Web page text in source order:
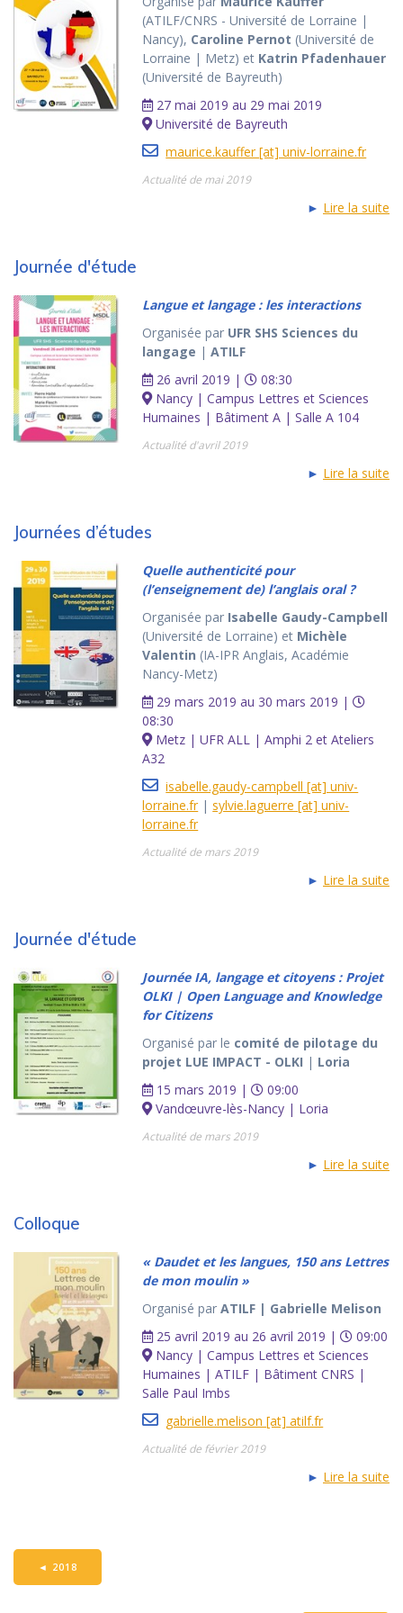
(ATILF/CNRS - Université de Lorraine |
Nancy), Caroline Pernot (Université de
Lorraine | Metz) et Katrin Pfadenhauer
(Université de Bayreuth)
27 mai 2019 au 29 mai 2019
Université de Bayreuth
maurice.kauffer [at] univ-lorraine.fr
Actualité de mai 2019
► Lire la suite
Journée d'étude
Langue et langage : les interactions
Organisée par UFR SHS Sciences du
langage |ATILF
26 avril 2019 |
08:30
Nancy | Campus Lettres et Sciences
Humaines | Bâtiment A | Salle A 104
Actualité d'avril 2019
► Lire la suite
Journées d’études
Quelle authenticité pour
(l’enseignement de) l’anglais oral ?
Organisée par Isabelle Gaudy-Campbell
(Université de Lorraine) et Michèle
Valentin (IA-IPR Anglais, Académie
Nancy-Metz)
29 mars 2019 au 30 mars 2019 |
08:30
Metz | UFR ALL | Amphi 2 et Ateliers
A32
isabelle.gaudy-campbell [at] univ-
lorraine.fr|sylvie.laguerre [at] univ-
lorraine.fr
Actualité de mars 2019
► Lire la suite
Journée d'étude
Journée IA, langage et citoyens : Projet
OLKI | Open Language and Knowledge
for Citizens
Organisé par le comité de pilotage du
projet LUE IMPACT - OLKI | Loria
15 mars 2019 |
09:00
Vandœuvre-lès-Nancy | Loria
Actualité de mars 2019
► Lire la suite
Colloque
« Daudet et les langues, 150 ans Lettres
de mon moulin »
Organisé parATILF | Gabrielle Melison
25 avril 2019 au 26 avril 2019 |
09:00
Nancy | Campus Lettres et Sciences
Humaines | ATILF | Bâtiment CNRS |
Salle Paul Imbs
gabrielle.melison [at] atilf.fr
Actualité de février 2019
► Lire la suite
◄ 2018